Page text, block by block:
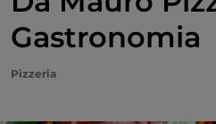
Gastronomia
Pizzeria